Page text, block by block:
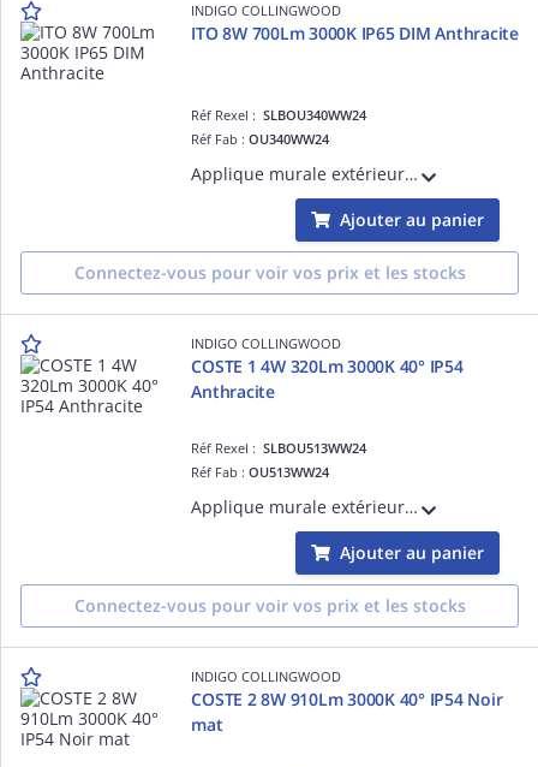
INDIGO COLLINGWOOD
ITO 8W 700Lm 3000K IP65 DIM Anthracite
Réf Rexel :SLBOU340WW24
Réf Fab :OU340WW24
Applique murale extérieure pour balisage. Ne nécessite pas de convertisseur. Dimmable.
Ajouter au panier
Connectez-vous pour voir vos prix et les stocks
INDIGO COLLINGWOOD
COSTE 1 4W 320Lm 3000K 40° IP54
Anthracite
Réf Rexel :SLBOU513WW24
Réf Fab :OU513WW24
Applique murale extérieure pour balisage. Convertisseur non dimmable intégré dans l'appareil.
Ajouter au panier
Connectez-vous pour voir vos prix et les stocks
INDIGO COLLINGWOOD
COSTE 2 8W 910Lm 3000K 40° IP54 Noir
mat